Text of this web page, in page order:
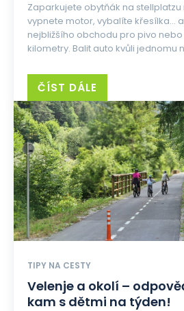
Zaparkujete obytňák na stellplatzu
vypnete motor, vybalíte křesílka...
nejbližšího obchodu pro pivo
kilometry. Balit auto kvůli jednomu
ČÍST DÁLE
TIPY NA CESTY
Velenje a okolí –
kam s dětmi na týden!